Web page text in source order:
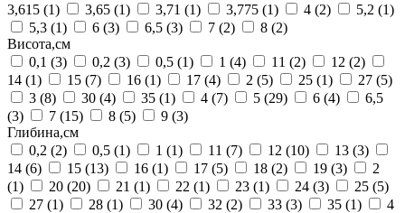
3,615 (1) 3,65 (1) 3,71 (1) 3,775 (1) 4 (2) 5,2 (1)
5,3 (1) 6 (3) 6,5 (3) 7 (2) 8 (2)
Висота,см
0,1 (3) 0,2 (3) 0,5 (1) 1 (4) 11 (2) 12 (2)
14 (1) 15 (7) 16 (1) 17 (4) 2 (5) 25 (1) 27 (5)
3 (8) 30 (4) 35 (1) 4 (7) 5 (29) 6 (4)
6,5
(3)
7 (15) 8 (5) 9 (3)
Глибина,см
0,2 (2) 0,5 (1) 1 (1) 11 (7) 12 (10) 13 (3)
14 (6) 15 (13) 16 (1) 17 (5) 18 (2) 19 (3)
2
(1)
20 (20) 21 (1) 22 (1) 23 (1) 24 (3) 25 (5)
27 (1) 28 (1) 30 (4) 32 (2) 33 (3) 35 (1)
4